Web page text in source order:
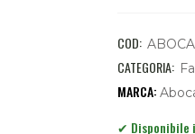
COD:
CATEGORIA: